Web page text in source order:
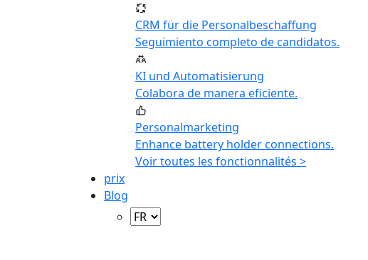
CRM für die Personalbeschaffung
Seguimiento completo de candidatos.
KI und Automatisierung
Colabora de manera eficiente.
Personalmarketing
Enhance battery holder connections.
Voir toutes les fonctionnalités >
prix
Blog